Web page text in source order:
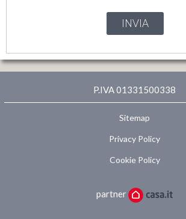
INVIA
P.IVA 01331500338
Sitemap
Privacy Policy
Cookie Policy
partner